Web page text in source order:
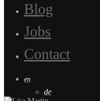
Blog
Jobs
Contact
en
de